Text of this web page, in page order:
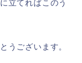
立てればこのう
うございます。